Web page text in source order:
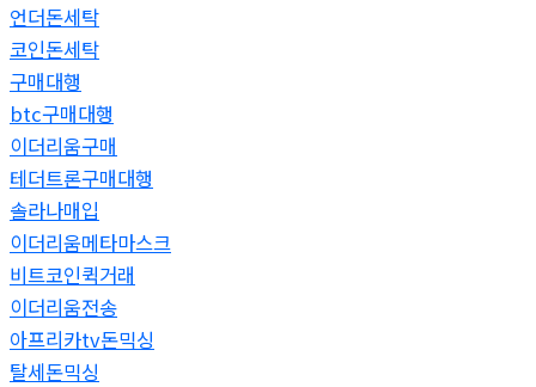
언더돈세탁
코인돈세탁
구매대행
btc구매대행
이더리움구매
테더트론구매대행
솔라나매입
이더리움메타마스크
비트코인퀵거래
이더리움전송
아프리카tv돈믹싱
탈세돈믹싱